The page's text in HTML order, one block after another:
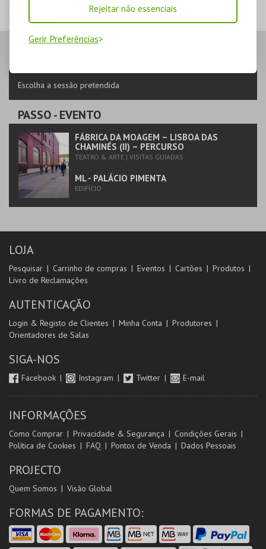
Rejeitar não essenciais
Gerir Preferências
TEATRO
VARIEDADES
MAIS INFO
COMPRAR
Escolha a sessão pretendida
PASSO- EVENTO
FÁBRICA DA MOAGEM – LISBOA DAS
CHAMINÉS (II) – PERCURSO
TEATRO & ARTE | VISITAS GUIADAS
ML - PALÁCIO PIMENTA
EDIFÍCIO
LOJA
Pesquisar Carrinho de compras Eventos Cartões
Produtos
Livro de Reclamações
AUTENTICAÇÃO
Login & Registo de Clientes Minha Conta
Produtores
Orientadores de Salas
SIGA-NOS
Facebook Instagram Twitter E-mail
INFORMAÇÕES
Como Comprar Privacidade & Segurança
Condições Gerais
Política de Cookies
FAQ Pontos de Venda Dados Pessoais
PROJECTO
Quem Somos Visão Global
FORMAS DE PAGAMENTO: